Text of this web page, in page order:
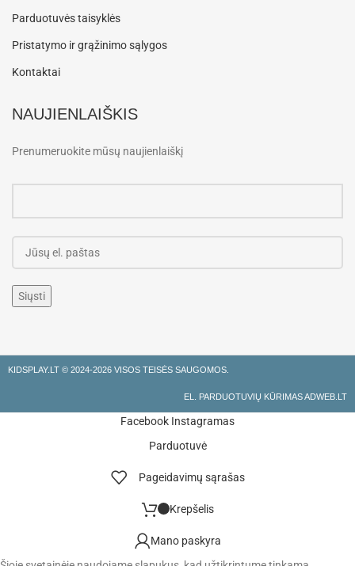
Parduotuvės taisyklės
Pristatymo ir grąžinimo sąlygos
Kontaktai
NAUJIENLAIŠKIS
Prenumeruokite mūsų naujienlaiškį
KIDSPLAY.LT © 2024-2026 VISOS TEISĖS SAUGOMOS.
EL. PARDUOTUVIŲ KŪRIMAS ADWEB.LT
Facebook Instagramas
Parduotuvė
Pageidavimų sąrašas
Krepšelis
Mano paskyra